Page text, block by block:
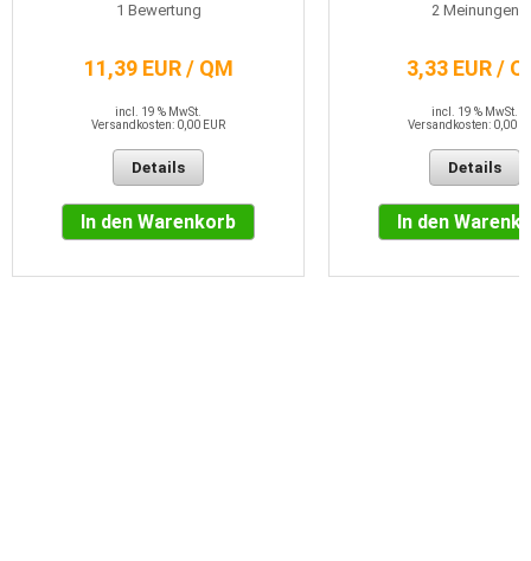
1 Bewertung
11,39 EUR / QM
incl. 19 % MwSt.
Versandkosten: 0,00 EUR
Details
In den Warenkorb
2Meinungen
3,33 EUR /
incl. 19 % MwSt.
Versandkosten: 0,00
Details
In den